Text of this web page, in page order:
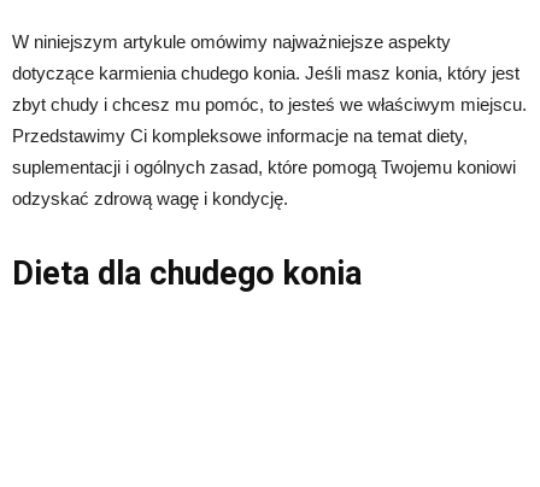
W niniejszym artykule omówimy najważniejsze aspekty
dotyczące karmienia chudego konia. Jeśli masz konia, który jest
zbyt chudy i chcesz mu pomóc, to jesteś we właściwym miejscu.
Przedstawimy Ci kompleksowe informacje na temat diety,
suplementacji i ogólnych zasad, które pomogą Twojemu koniowi
odzyskać zdrową wagę i kondycję.
Dieta dla chudego konia